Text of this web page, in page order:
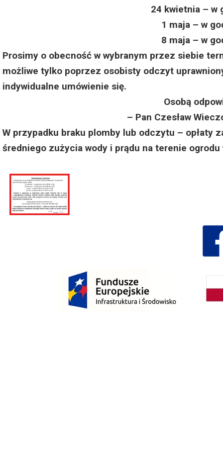
Dzień Działkowca 2024
Dzień Działkowca 2025
24 kwietnia – w
1 maja – w
8 maja – w
Prosimy o obecność w wybranym przez siebie
możliwe tylko poprzez osobisty odczyt
indywidualne umówienie się.
Osobą
– Pan Czesław
W przypadku braku plomby lub odczytu – opłaty
średniego zużycia wody i prądu na terenie